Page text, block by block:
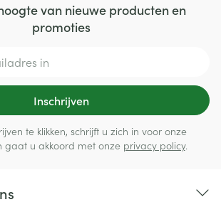
van nieuwe producten en
promoties
Inschrijven
te klikken, schrijft u zich in voor onze
gaat u akkoord met onze privacy policy.